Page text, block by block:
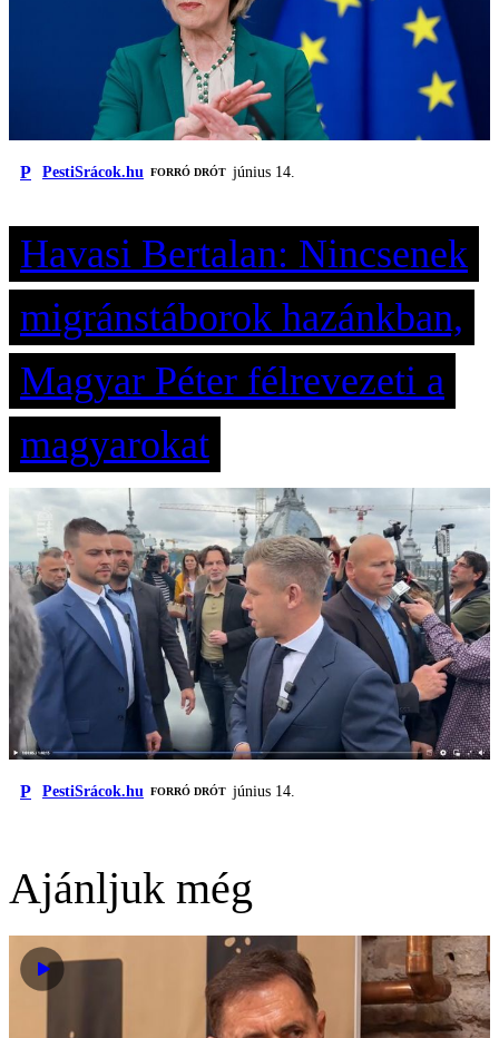
P PestiSrácok.hu FORRÓ DRÓT június 14.
Havasi Bertalan: Nincsenek
migránstáborok hazánkban,
Magyar Péter félrevezeti a
magyarokat
P PestiSrácok.hu FORRÓ DRÓT június 14.
Ajánljuk még